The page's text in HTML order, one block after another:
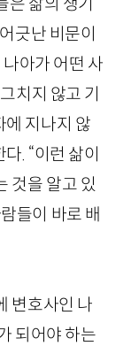
긋난 비문이
나아가 어떤 사
치지 않고 기
에 지나지 않
. “이런 삶이
것을 알고 있
들이 바로 배
변호사인 나
되어야 하는